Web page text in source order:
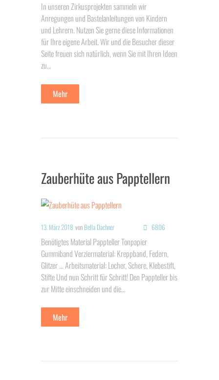
In unseren Zirkusprojekten sammeln wir
Anregungen und Bastelanleitungen von Kindern
und Lehrern. Nutzen Sie gerne diese Informationen
für Ihre eigene Arbeit. Wir und die Besucher dieser
Seite freuen sich natürlich, wenn Sie mit Ihren Ideen
zu...
Mehr
Zauberhüte aus Papptellern
13. März 2018 von Bella Dachner 6806
Benötigtes Material Pappteller Tonpapier
Gummiband Verziermaterial: Kreppband, Federn,
Glitzer … Arbeitsmaterial: Locher, Schere, Klebestift,
Stifte Und nun Schritt für Schritt! Den Pappteller bis
zur Mitte einschneiden und die...
Mehr